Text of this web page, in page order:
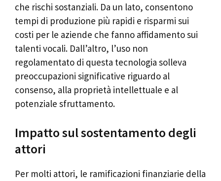
che rischi sostanziali. Da un lato, consentono
tempi di produzione più rapidi e risparmi sui
costi per le aziende che fanno affidamento sui
talenti vocali. Dall’altro, l’uso non
regolamentato di questa tecnologia solleva
preoccupazioni significative riguardo al
consenso, alla proprietà intellettuale e al
potenziale sfruttamento.
Impatto sul sostentamento degli
attori
Per molti attori, le ramificazioni finanziarie della